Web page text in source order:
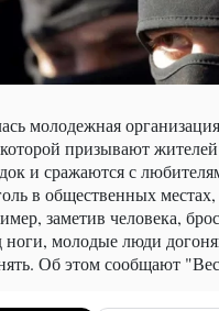
молодежная
призывают
и сражаются с
в общественных
заметив человека,
ноги, молодые люди
Об этом сообщают